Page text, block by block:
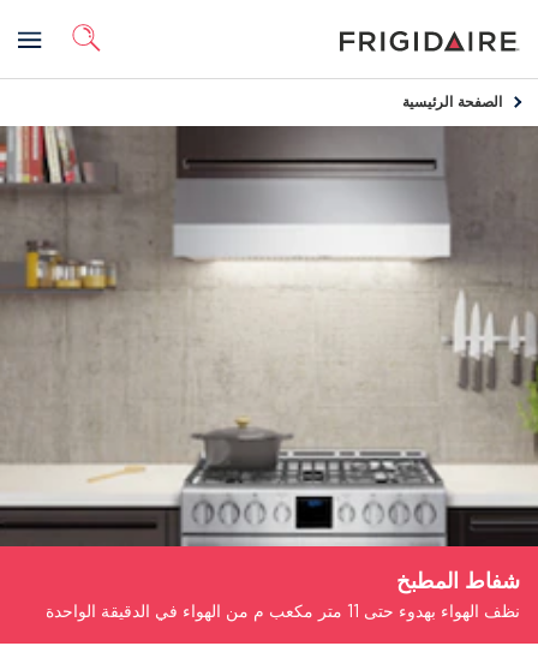
الصفحة الرئيسية
شفاط المطبخ
نظف الهواء بهدوء حتى 11 متر مكعب م من الهواء في الدقيقة الواحدة